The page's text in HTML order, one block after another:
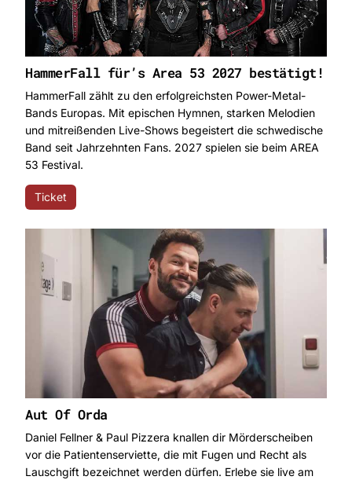
HammerFall für’s Area 53 2027 bestätigt!
HammerFall zählt zu den erfolgreichsten Power-Metal-
Bands Europas. Mit epischen Hymnen, starken Melodien
und mitreißenden Live-Shows begeistert die schwedische
Band seit Jahrzehnten Fans. 2027 spielen sie beim AREA
53 Festival.
Ticket
Aut Of Orda
Daniel Fellner & Paul Pizzera knallen dir Mörderscheiben
vor die Patientenserviette, die mit Fugen und Recht als
Lauschgift bezeichnet werden dürfen. Erlebe sie live am